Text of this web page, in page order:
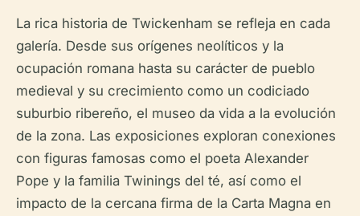
La rica historia de Twickenham se refleja en cada
galería. Desde sus orígenes neolíticos y la
ocupación romana hasta su carácter de pueblo
medieval y su crecimiento como un codiciado
suburbio ribereño, el museo da vida a la evolución
de la zona. Las exposiciones exploran conexiones
con figuras famosas como el poeta Alexander
Pope y la familia Twinings del té, así como el
impacto de la cercana firma de la Carta Magna en